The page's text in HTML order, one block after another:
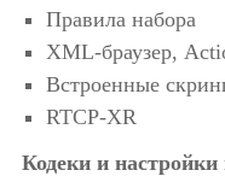
Правила набора
XML-браузер,
Встроенные
RTCP-XR
Кодеки и настройки